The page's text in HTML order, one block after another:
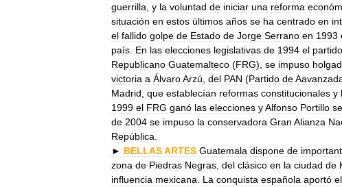
guerrilla y la voluntad de iniciar una reforma
situación en estos últimos años se ha centrado en
el fallido golpe de Estado de Jorge Serrano en 1993
país En las elecciones legislativas de 1994 el partido
Republicano Guatemalteco (FRG), se impuso
victoria a ÁlvaroArzú del PAN (Partido de
Madrid que establecían reformas constitucionales y
1999 el FRG ganó las elecciones yAlfonso Portillo se
de 2004 se impuso la conservadora Gran Alianza
República
► BELLASARTES Guatemala dispone de
zona de Piedras Negras del clásico en la ciudad de
influencia mexicana La conquista española aportó el